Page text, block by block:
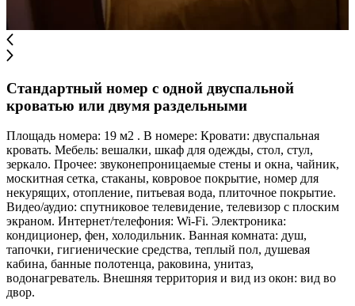
Стандартный номер с одной двуспальной
кроватью или двумя раздельными
Площадь номера: 19 м2 . В номере: Кровати: двуспальная
кровать. Мебель: вешалки, шкаф для одежды, стол, стул,
зеркало. Прочее: звуконепроницаемые стены и окна, чайник,
москитная сетка, стаканы, ковровое покрытие, номер для
некурящих, отопление, питьевая вода, плиточное покрытие.
Видео/аудио: спутниковое телевидение, телевизор с плоским
экраном. Интернет/телефония: Wi-Fi. Электроника:
кондиционер, фен, холодильник. Ванная комната: душ,
тапочки, гигиенические средства, теплый пол, душевая
кабина, банные полотенца, раковина, унитаз,
водонагреватель. Внешняя территория и вид из окон: вид во
двор.